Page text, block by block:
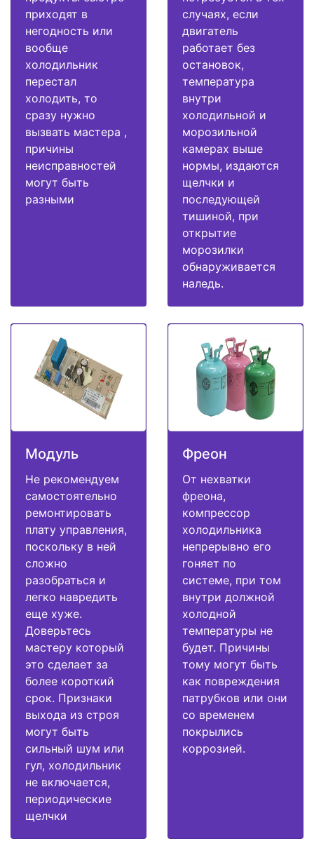
приходят в
негодность или
вообще
холодильник
перестал
холодить, то
сразу нужно
вызвать мастера ,
причины
неисправностей
могут быть
разными
случаях, если
двигатель
работает без
остановок,
температура
внутри
холодильной и
морозильной
камерах выше
нормы, издаются
щелчки и
последующей
тишиной, при
открытие
морозилки
обнаруживается
наледь.
Модуль
Не рекомендуем
самостоятельно
ремонтировать
плату управления,
поскольку в ней
сложно
разобраться и
легко навредить
еще хуже.
Доверьтесь
мастеру который
это сделает за
более короткий
срок. Признаки
выхода из строя
могут быть
сильный шум или
гул, холодильник
не включается,
периодические
щелчки
Фреон
От нехватки
фреона,
компрессор
холодильника
непрерывно его
гоняет по
системе, при том
внутри должной
холодной
температуры не
будет. Причины
тому могут быть
как повреждения
патрубков или они
со временем
покрылись
коррозией.